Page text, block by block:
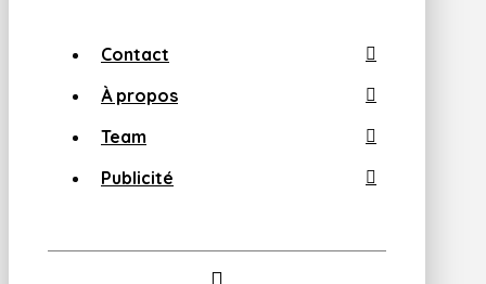
Contact
À propos
Team
Publicité